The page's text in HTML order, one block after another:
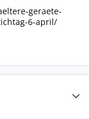
geraete-
6-april/